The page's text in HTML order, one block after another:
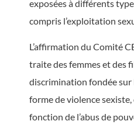
exposées à différents
compris l’exploitation
L’affirmation du Comité
traite des femmes et des
discrimination fondée sur
forme de violence
fonction de l’abus de